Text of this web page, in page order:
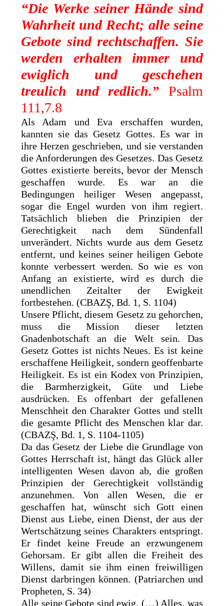
“Die Werke seiner Hände sind
Wahrheit und Recht; alle seine
Gebote sind rechtschaffen. Sie
werden erhalten immer und
ewiglich und geschehen
treulich und redlich.” Psalm
111,7.8
Als Adam und Eva erschaffen wurden,
kannten sie das Gesetz Gottes. Es war in
ihre Herzen geschrieben, und sie verstanden
die Anforderungen des Gesetzes. Das Gesetz
Gottes existierte bereits, bevor der Mensch
geschaffen wurde. Es war an die
Bedingungen heiliger Wesen angepasst,
sogar die Engel wurden von ihm regiert.
Tatsächlich blieben die Prinzipien der
Gerechtigkeit nach dem Sündenfall
unverändert. Nichts wurde aus dem Gesetz
entfernt, und keines seiner heiligen Gebote
konnte verbessert werden. So wie es von
Anfang an existierte, wird es durch die
unendlichen Zeitalter der Ewigkeit
fortbestehen. (CBAZŞ, Bd. 1, S. 1104)
Unsere Pflicht, diesem Gesetz zu gehorchen,
muss die Mission dieser letzten
Gnadenbotschaft an die Welt sein. Das
Gesetz Gottes ist nichts Neues. Es ist keine
erschaffene Heiligkeit, sondern geoffenbarte
Heiligkeit. Es ist ein Kodex von Prinzipien,
die Barmherzigkeit, Güte und Liebe
ausdrücken. Es offenbart der gefallenen
Menschheit den Charakter Gottes und stellt
die gesamte Pflicht des Menschen klar dar.
(CBAZŞ, Bd. 1, S. 1104-1105)
Da das Gesetz der Liebe die Grundlage von
Gottes Herrschaft ist, hängt das Glück aller
intelligenten Wesen davon ab, die großen
Prinzipien der Gerechtigkeit vollständig
anzunehmen. Von allen Wesen, die er
geschaffen hat, wünscht sich Gott einen
Dienst aus Liebe, einen Dienst, der aus der
Wertschätzung seines Charakters entspringt.
Er findet keine Freude an erzwungenem
Gehorsam. Er gibt allen die Freiheit des
Willens, damit sie ihm einen freiwilligen
Dienst darbringen können. (Patriarchen und
Propheten, S. 34)
Alle seine Gebote sind ewig. (…) Alles, was